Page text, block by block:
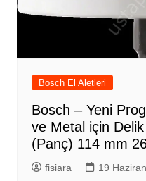
Bosch El Aletleri
Bosch – Yeni
ve Metal için
(Panç) 114 mm
fisiara 19